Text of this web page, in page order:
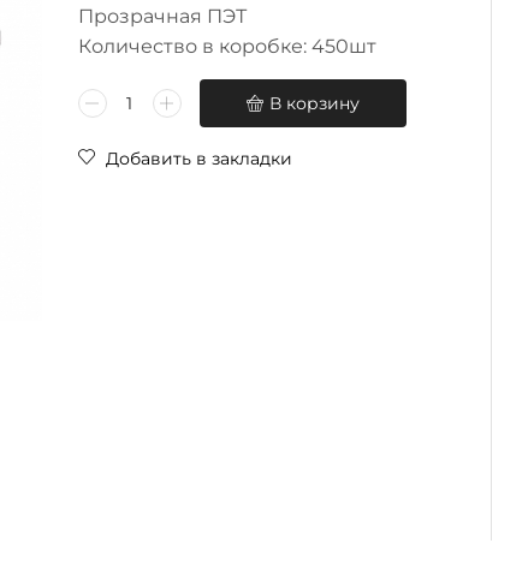
Прозрачная ПЭТ
Количество в коробке: 450шт
В корзину
Добавить в закладки